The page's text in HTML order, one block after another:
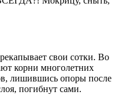
свои сотки. Во
корни многолетних
лишившись опоры после
погибнут сами.